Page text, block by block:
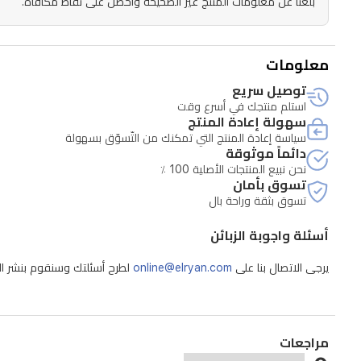
بهدوء
فائق
ضوضاء
75
ديسيبل
لضمان
أقل
قدر
الإزعاج.
تأتي
ملحقات
معلومات
توصيل سريع
استلم منتجك في أسرع وقت
سهولة إعادة المنتج
سياسة إعادة المنتج التي تمكنك من التّسوّق بسهولة
دائماً موثوقة
نحن نبيع المنتجات الأصلية 100 ٪
تسوق بأمان
تسوق بثقة وراحة بال
أسئلة واجوبة الزبائن
يرجى الاتصال بنا على online@elryan.com لطرح أسئلتك وسنقوم بنشر
مراجعات